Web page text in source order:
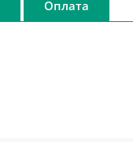
Оплата